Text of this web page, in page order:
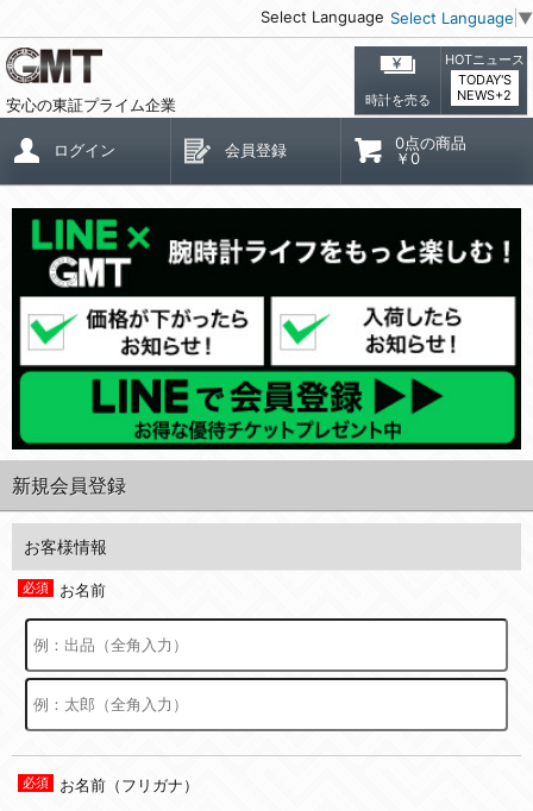
Select Language Select Language ▼
安心の東証プライム企業 時計を売る
HOTニュース
TODAY'S
NEWS+2
ログイン 会員登録
0点の商品
￥0
新規会員登録
お客様情報
お名前
お名前（フリガナ）